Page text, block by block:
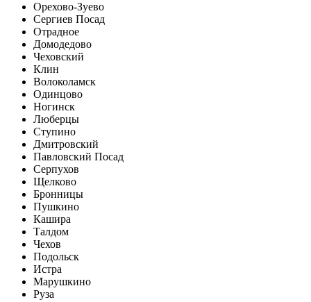
Орехово-Зуево
Сергиев Посад
Отрадное
Домодедово
Чеховский
Клин
Волоколамск
Одинцово
Ногинск
Люберцы
Ступино
Дмитровский
Павловский Посад
Серпухов
Щелково
Бронницы
Пушкино
Кашира
Талдом
Чехов
Подольск
Истра
Марушкино
Руза